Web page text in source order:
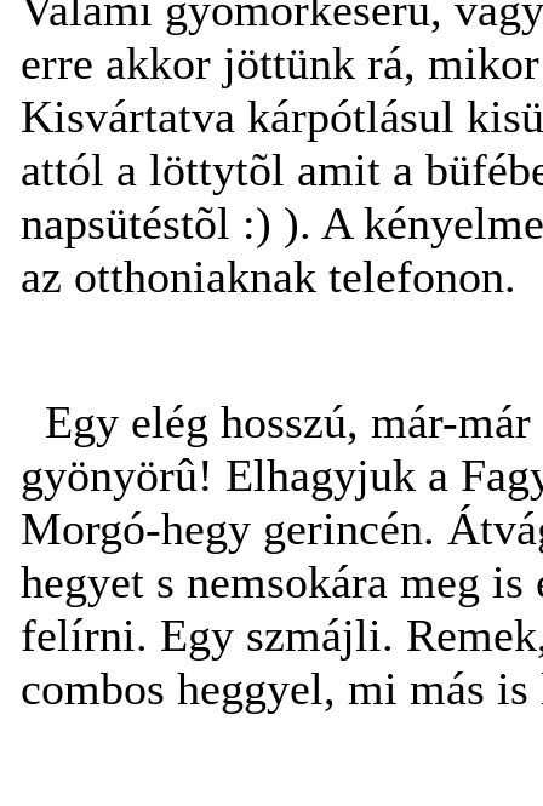
erre akkor jöttünk rá,
Kisvártatva kárpótlásul
attól a löttytõl amit a
napsütéstõl :) ). A
az otthoniaknak telefonon.
Egy elég hosszú, már-
gyönyörû! Elhagyjuk a
Morgó-hegy gerincén.
hegyet s nemsokára meg
felírni. Egy szmájli.
combos heggyel, mi más